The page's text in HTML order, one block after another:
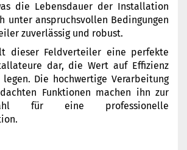
die Lebensdauer der Installation
unter anspruchsvollen Bedingungen
zuverlässig und robust.
dieser Feldverteiler eine perfekte
dar, die Wert auf Effizienz
Die hochwertige Verarbeitung
Funktionen machen ihn zur
für eine professionelle